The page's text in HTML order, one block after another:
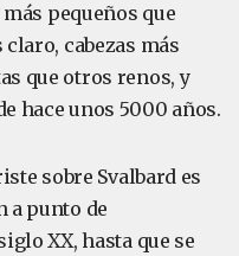
pequeños que
cabezas más
que otros renos, y
hace unos 5000 años.
sobre Svalbard es
a punto de
XX, hasta que se